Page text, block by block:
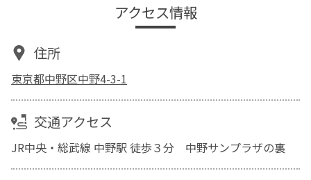
アクセス情報
住所
東京都中野区中野4-3-1
交通アクセス
JR中央・総武線 中野駅 徒歩３分 中野サンプラザの裏